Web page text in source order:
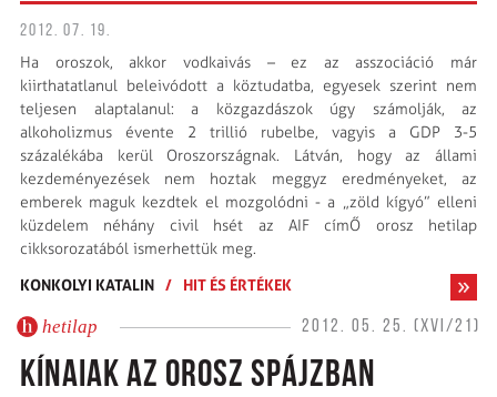
2012. 07. 19.
Ha oroszok, akkor vodkaivás – ez az asszociáció már
kiirthatatlanul beleivódott a köztudatba, egyesek szerint nem
teljesen alaptalanul: a közgazdászok úgy számolják, az
alkoholizmus évente 2 trillió rubelbe, vagyis a GDP 3-5
százalékába kerül Oroszországnak. Látván, hogy az állami
kezdeményezések nem hoztak meggyz ered­ményeket, az
emberek maguk kezdtek el mozgolódni - a „zöld kígyó” elleni
küzdelem néhány civil hsét az AIF címŐ orosz hetilap
cikksorozatából ismerhettük meg.
KONKOLYI KATALIN / HIT ÉS ÉRTÉKEK
hetilap 2012. 05. 25. (XVI/21)
KÍNAIAK AZ OROSZ SPÁJZBAN